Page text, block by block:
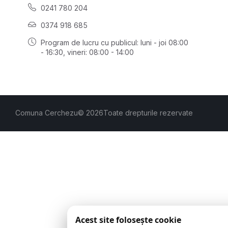
0241 780 204
0374 918 685
Program de lucru cu publicul: luni - joi 08:00
- 16:30 , vineri: 08:00 - 14:00
Comuna Cerchezu© 2026Toate drepturile rezervate
Acest site folosește cookie